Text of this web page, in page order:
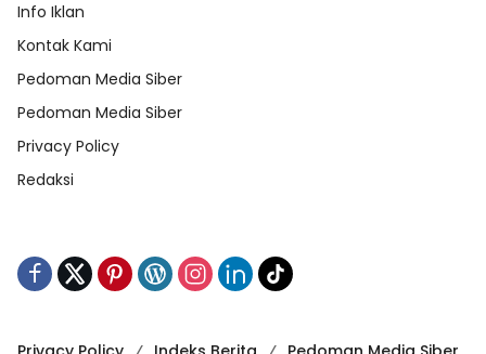
Info Iklan
Kontak Kami
Pedoman Media Siber
Pedoman Media Siber
Privacy Policy
Redaksi